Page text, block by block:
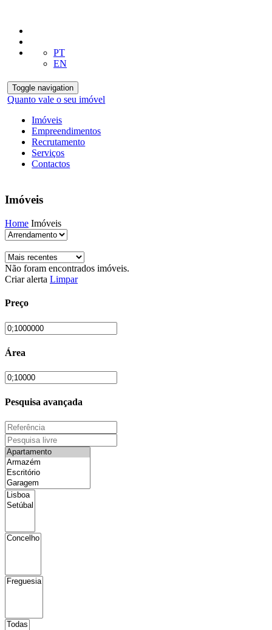
PT
EN
Toggle navigation
Quanto vale o seu imóvel
Imóveis
Empreendimentos
Recrutamento
Serviços
Contactos
Imóveis
Home Imóveis
Não foram encontrados imóveis.
Criar alerta Limpar
Preço
Área
Pesquisa avançada